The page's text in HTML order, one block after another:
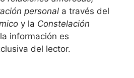
personal a través del
y la Constelación
información es
del lector.